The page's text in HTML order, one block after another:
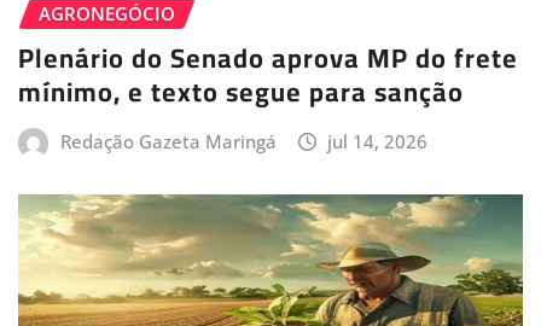
AGRONEGÓCIO
Plenário do Senado aprova MP do frete
mínimo, e texto segue para sanção
Redação Gazeta Maringá jul 14, 2026